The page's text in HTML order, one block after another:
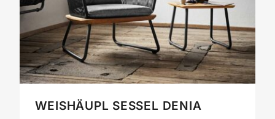
WEISHÄUPL SESSEL DENIA